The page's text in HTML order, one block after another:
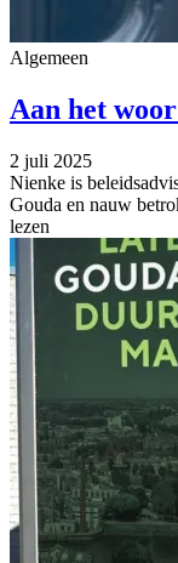
Algemeen
Aan het
2 juli 2025
Nienke is
Gouda en nauw
lezen